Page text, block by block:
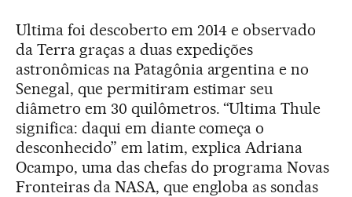
Ultima foi descoberto em 2014 e observado
da Terra graças a duas expedições
astronômicas na Patagônia argentina e no
Senegal, que permitiram estimar seu
diâmetro em 30 quilômetros. “Ultima Thule
significa: daqui em diante começa o
desconhecido” em latim, explica Adriana
Ocampo, uma das chefas do programa Novas
Fronteiras da NASA, que engloba as sondas